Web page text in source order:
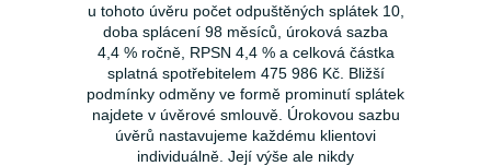
u tohoto úvěru počet odpuštěných splátek 10,
doba splácení 98 měsíců, úroková sazba
4,4 % ročně, RPSN 4,4 % a celková částka
splatná spotřebitelem 475 986 Kč. Bližší
podmínky odměny ve formě prominutí splátek
najdete v úvěrové smlouvě. Úrokovou sazbu
úvěrů nastavujeme každému klientovi
individuálně. Její výše ale nikdy